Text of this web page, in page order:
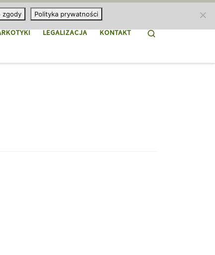
LEGALIZACJA KONTAKT Search
zgody Polityka prywatności